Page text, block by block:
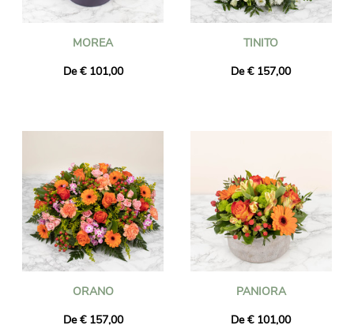
MOREA
De € 101,00
TINITO
De € 157,00
ORANO
De € 157,00
PANIORA
De € 101,00